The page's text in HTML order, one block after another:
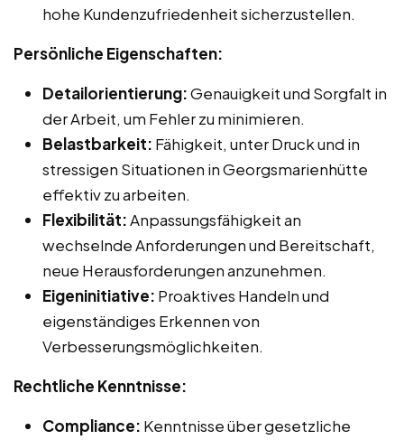
hohe Kundenzufriedenheit sicherzustellen.
Persönliche Eigenschaften:
Detailorientierung:Genauigkeit und Sorgfalt in
der Arbeit, um Fehler zu minimieren.
Belastbarkeit: Fähigkeit, unter Druck und in
stressigen Situationen in Georgsmarienhütte
effektiv zu arbeiten.
Flexibilität:Anpassungsfähigkeit an
wechselnde Anforderungen und Bereitschaft,
neue Herausforderungen anzunehmen.
Eigeninitiative: Proaktives Handeln und
eigenständiges Erkennen von
Verbesserungsmöglichkeiten.
Rechtliche Kenntnisse:
Compliance: Kenntnisse über gesetzliche